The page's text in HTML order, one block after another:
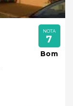
NOTA
7
Bom